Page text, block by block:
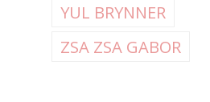
YUL BRYNNER
ZSA ZSA GABOR